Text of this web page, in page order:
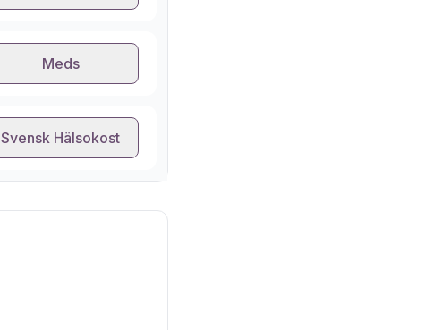
Meds
Svensk Hälsokost